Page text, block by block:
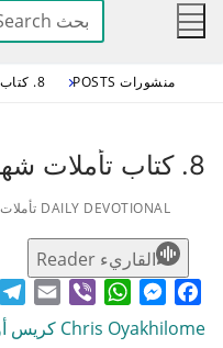
البحث
عن:
منشورات POSTS 8. كتاب تأملات شهر أغسطس 2025
8. كتاب تأملات شهر أغسطس 2025
DAILY DEVOTIONAL تأملات يومية
القاريء Reader
Facebook
Messenger
WhatsApp
Viber
Email
Chris Oyakhilome كريس أوياكيلومي